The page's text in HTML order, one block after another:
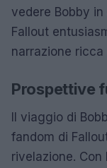
vedere Bobby
Fallout
narrazione
Prospettive
Il viaggio di
fandom di
rivelazione.